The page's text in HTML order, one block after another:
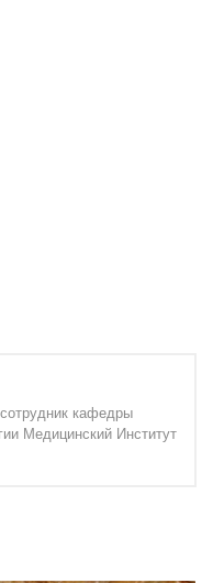
кафедры
Медицинский Институт